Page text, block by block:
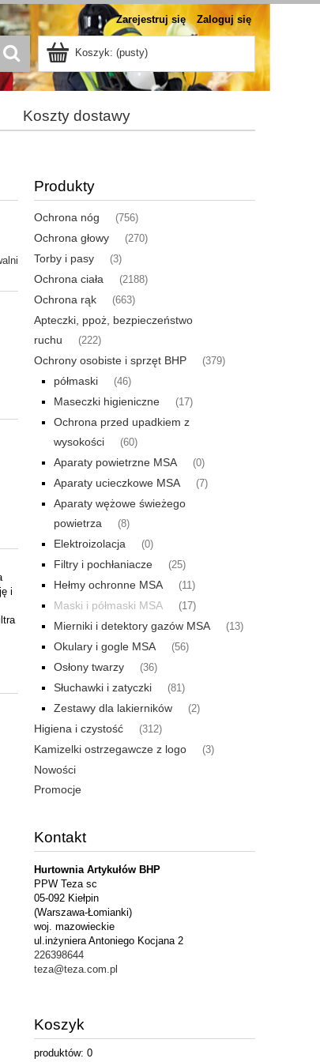
Zarejestruj się Zaloguj się
Koszyk: (pusty)
Koszty dostawy
i
Produkty
Ochrona nóg (756)
Ochrona głowy (270)
Torby i pasy (3)
Ochrona ciała (2188)
Ochrona rąk (663)
Apteczki, ppoż, bezpieczeństwo
ruchu
(222)
Ochrony osobiste i sprzęt BHP (379)
półmaski (46)
Maseczki higieniczne (17)
Ochrona przed upadkiem z
wysokości
(60)
Aparaty powietrzne MSA (0)
Aparaty ucieczkowe MSA (7)
Aparaty wężowe świeżego
powietrza
(8)
Elektroizolacja (0)
Filtry i pochłaniacze (25)
Hełmy ochronne MSA (11)
Maski i półmaski MSA (17)
Mierniki i detektory gazów MSA (13)
Okulary i gogle MSA (56)
Osłony twarzy (36)
Słuchawki i zatyczki (81)
Zestawy dla lakierników (2)
Higiena i czystość (312)
Kamizelki ostrzegawcze z logo (3)
Nowości
Promocje
Kontakt
Hurtownia Artykułów BHP
PPW Teza sc
05-092 Kiełpin
(Warszawa-Łomianki)
woj. mazowieckie
ul.inżyniera Antoniego Kocjana 2
226398644
teza@teza.com.pl
Koszyk
produktów: 0